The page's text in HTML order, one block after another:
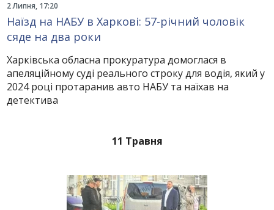
2 Липня, 17:20
Наїзд на НАБУ в Харкові: 57-річний чоловік
сяде на два роки
Харківська обласна прокуратура домоглася в
апеляційному суді реального строку для водія, який у
2024 році протаранив авто НАБУ та наїхав на
детектива
11 Травня